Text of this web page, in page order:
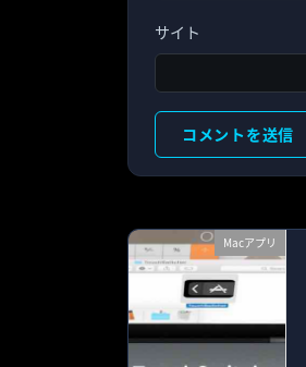
サイト
Macアプリ